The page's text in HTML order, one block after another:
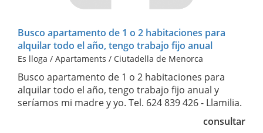
Busco apartamento de 1 o 2 habitaciones para
alquilar todo el año, tengo trabajo fijo anual
Es lloga / Apartaments / Ciutadella de Menorca
Busco apartamento de 1 o 2 habitaciones para
alquilar todo el año, tengo trabajo fijo anual y
seríamos mi madre y yo. Tel. 624 839 426 - Llamilia.
consultar